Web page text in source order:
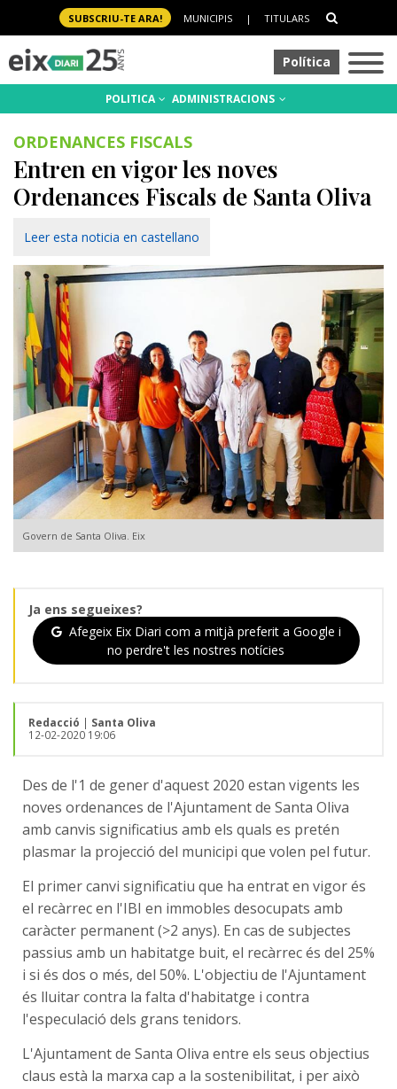
SUBSCRIU-TE ARA! MUNICIPIS | TITULARS
Política
POLITICA ADMINISTRACIONS
ORDENANCES FISCALS
Entren en vigor les noves
Ordenances Fiscals de Santa Oliva
Leer esta noticia en castellano
Govern de Santa Oliva. Eix
Ja ens segueixes?
Afegeix Eix Diari com a mitjà preferit a Google i
no perdre't les nostres notícies
Redacció | Santa Oliva
12-02-2020 19:06
Des de l'1 de gener d'aquest 2020 estan vigents les
noves ordenances de l'Ajuntament de Santa Oliva
amb canvis significatius amb els quals es pretén
plasmar la projecció del municipi que volen pel futur.
El primer canvi significatiu que ha entrat en vigor és
el recàrrec en l'IBI en immobles desocupats amb
caràcter permanent (>2 anys). En cas de subjectes
passius amb un habitatge buit, el recàrrec és del 25%
i si és dos o més, del 50%. L'objectiu de l'Ajuntament
és lluitar contra la falta d'habitatge i contra
l'especulació dels grans tenidors.
L'Ajuntament de Santa Oliva entre els seus objectius
claus està la marxa cap a la sostenibilitat, i per això